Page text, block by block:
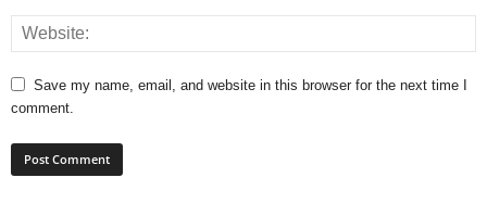
Save my name, email, and website in this browser for the next time I
comment.